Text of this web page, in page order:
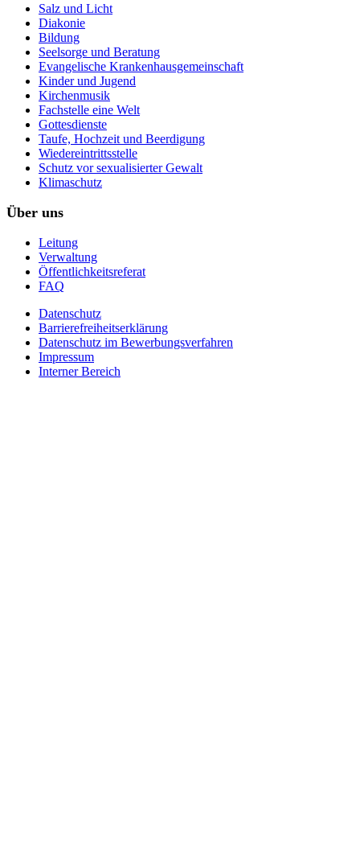
Salz und Licht
Diakonie
Bildung
Seelsorge und Beratung
Evangelische Krankenhausgemeinschaft
Kinder und Jugend
Kirchenmusik
Fachstelle eine Welt
Gottesdienste
Taufe, Hochzeit und Beerdigung
Wiedereintrittsstelle
Schutz vor sexualisierter Gewalt
Klimaschutz
Über uns
Leitung
Verwaltung
Öffentlichkeitsreferat
FAQ
Datenschutz
Barrierefreiheitserklärung
Datenschutz im Bewerbungsverfahren
Impressum
Interner Bereich